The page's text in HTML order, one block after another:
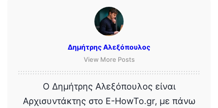
Δημήτρης Αλεξόπουλος
View More Posts
Ο Δημήτρης Αλεξόπουλος είναι
Αρχισυντάκτης στο E-HowTo.gr, με πάνω